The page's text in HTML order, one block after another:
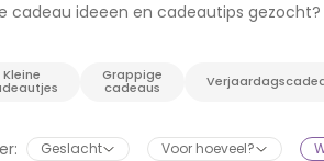
cadeau ideeen en cadeautips
of... elke andere gelegenheid dan
cadeau of leuke kleine
Kleine Grappige
cadeaus
Geslacht Voor hoeveel?